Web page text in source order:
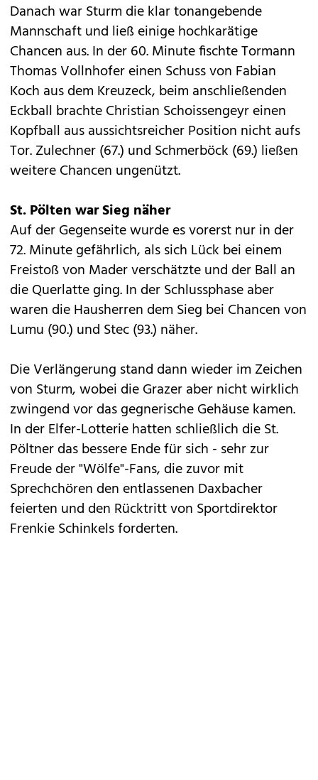
Danach war Sturm die klar tonangebende
Mannschaft und ließ einige hochkarätige
Chancen aus. In der 60. Minute fischte Tormann
Thomas Vollnhofer einen Schuss von Fabian
Koch aus dem Kreuzeck, beim anschließenden
Eckball brachte Christian Schoissengeyr einen
Kopfball aus aussichtsreicher Position nicht aufs
Tor. Zulechner (67.) und Schmerböck (69.) ließen
weitere Chancen ungenützt.
St. Pölten war Sieg näher
Auf der Gegenseite wurde es vorerst nur in der
72. Minute gefährlich, als sich Lück bei einem
Freistoß von Mader verschätzte und der Ball an
die Querlatte ging. In der Schlussphase aber
waren die Hausherren dem Sieg bei Chancen von
Lumu (90.) und Stec (93.) näher.
Die Verlängerung stand dann wieder im Zeichen
von Sturm, wobei die Grazer aber nicht wirklich
zwingend vor das gegnerische Gehäuse kamen.
In der Elfer-Lotterie hatten schließlich die St.
Pöltner das bessere Ende für sich - sehr zur
Freude der "Wölfe"-Fans, die zuvor mit
Sprechchören den entlassenen Daxbacher
feierten und den Rücktritt von Sportdirektor
Frenkie Schinkels forderten.